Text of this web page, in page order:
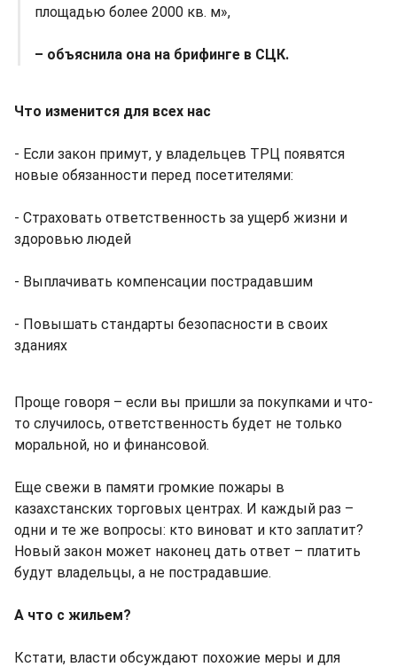
площадью более 2000 кв. м»,
– объяснила она на брифинге в СЦК.
Что изменится для всех нас
- Если закон примут, у владельцев ТРЦ появятся
новые обязанности перед посетителями:
- Страховать ответственность за ущерб жизни и
здоровью людей
- Выплачивать компенсации пострадавшим
- Повышать стандарты безопасности в своих
зданиях
Проще говоря – если вы пришли за покупками и что-
то случилось, ответственность будет не только
моральной, но и финансовой.
Еще свежи в памяти громкие пожары в
казахстанских торговых центрах. И каждый раз –
одни и те же вопросы: кто виноват и кто заплатит?
Новый закон может наконец дать ответ – платить
будут владельцы, а не пострадавшие.
А что с жильем?
Кстати, власти обсуждают похожие меры и для